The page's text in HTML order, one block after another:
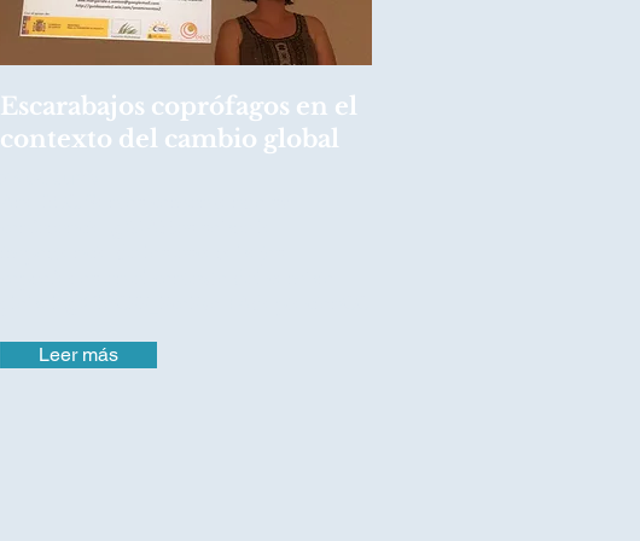
Escarabajos coprófagos en el
contexto del cambio global
Leer más